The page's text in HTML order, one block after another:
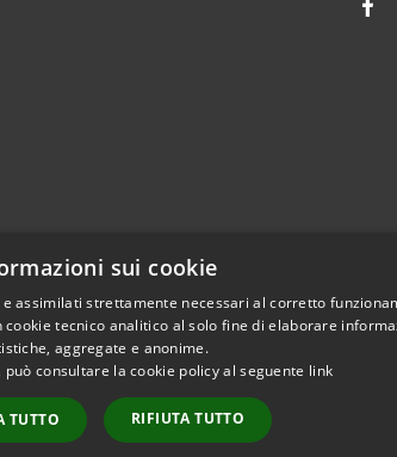
Copyright © 2026 • Comune di
sui cookie
assimilati strettamente necessari al corretto
tecnico analitico al solo fine di elaborare
aggregate e anonime.
consultare la cookie policy al seguente link
TUTTO RIFIUTA TUTTO